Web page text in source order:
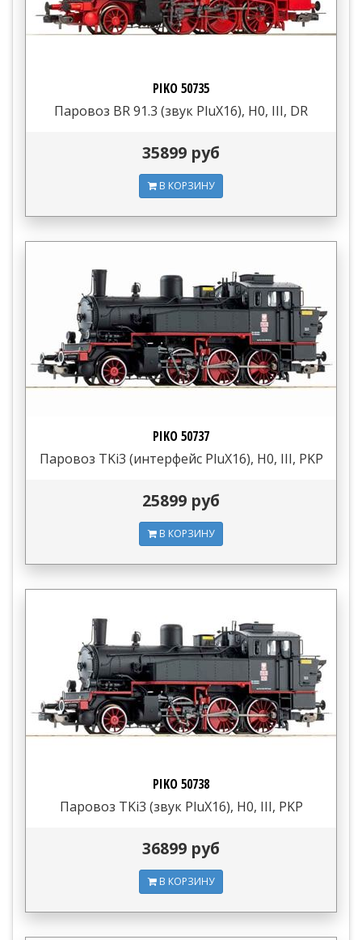
PIKO 50735
Паровоз BR 91.3 (звук PluX16), H0, III, DR
35899 руб
В КОРЗИНУ
PIKO 50737
Паровоз TKi3 (интерфейс PluX16), H0, III, PKP
25899 руб
В КОРЗИНУ
PIKO 50738
Паровоз TKi3 (звук PluX16), H0, III, PKP
36899 руб
В КОРЗИНУ